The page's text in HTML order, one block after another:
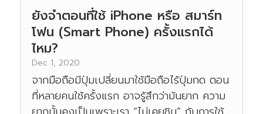
ยังจำตอนที่ใช้ iPhone หรือ สมาร์ท
โฟน (Smart Phone) ครั้งแรกได้
ไหม?
Dec 1, 2020
จากมือถือมีปุ่มเปลี่ยนมาใช้มือถือไร้ปุ่มกด ตอน
ที่หลายคนใช้ครั้งแรก อาจรู้สึกว่ามันยาก ความ